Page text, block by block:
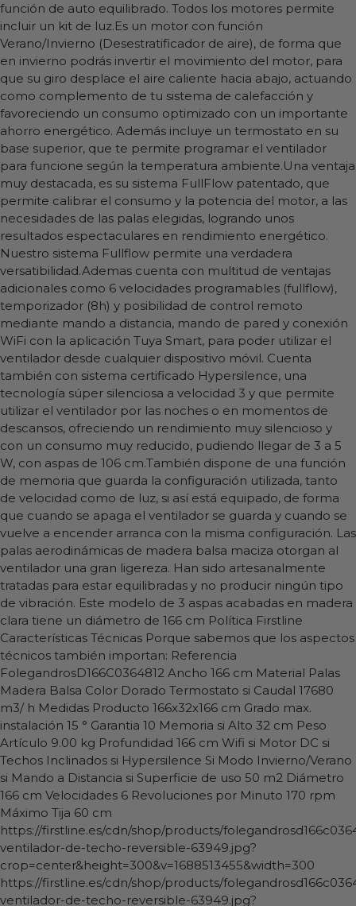
función de auto equilibrado. Todos los motores permite
incluir un kit de luz.Es un motor con función
Verano/Invierno (Desestratificador de aire), de forma que
en invierno podrás invertir el movimiento del motor, para
que su giro desplace el aire caliente hacia abajo, actuando
como complemento de tu sistema de calefacción y
favoreciendo un consumo optimizado con un importante
ahorro energético. Además incluye un termostato en su
base superior, que te permite programar el ventilador
para funcione según la temperatura ambiente.Una ventaja
muy destacada, es su sistema FullFlow patentado, que
permite calibrar el consumo y la potencia del motor, a las
necesidades de las palas elegidas, logrando unos
resultados espectaculares en rendimiento energético.
Nuestro sistema Fullflow permite una verdadera
versatibilidad.Ademas cuenta con multitud de ventajas
adicionales como 6 velocidades programables (fullflow),
temporizador (8h) y posibilidad de control remoto
mediante mando a distancia, mando de pared y conexión
WiFi con la aplicación Tuya Smart, para poder utilizar el
ventilador desde cualquier dispositivo móvil. Cuenta
también con sistema certificado Hypersilence, una
tecnología súper silenciosa a velocidad 3 y que permite
utilizar el ventilador por las noches o en momentos de
descansos, ofreciendo un rendimiento muy silencioso y
con un consumo muy reducido, pudiendo llegar de 3 a 5
W, con aspas de 106 cm.También dispone de una función
de memoria que guarda la configuración utilizada, tanto
de velocidad como de luz, si así está equipado, de forma
que cuando se apaga el ventilador se guarda y cuando se
vuelve a encender arranca con la misma configuración. Las
palas aerodinámicas de madera balsa maciza otorgan al
ventilador una gran ligereza. Han sido artesanalmente
tratadas para estar equilibradas y no producir ningún tipo
de vibración. Este modelo de 3 aspas acabadas en madera
clara tiene un diámetro de 166 cm Política Firstline
Características Técnicas Porque sabemos que los aspectos
técnicos también importan: Referencia
FolegandrosD166C0364812 Ancho 166 cm Material Palas
Madera Balsa Color Dorado Termostato si Caudal 17680
m3/ h Medidas Producto 166x32x166 cm Grado max.
instalación 15 ° Garantia 10 Memoria si Alto 32 cm Peso
Artículo 9.00 kg Profundidad 166 cm Wifi si Motor DC si
Techos Inclinados si Hypersilence Si Modo Invierno/Verano
si Mando a Distancia si Superficie de uso 50 m2 Diámetro
166 cm Velocidades 6 Revoluciones por Minuto 170 rpm
Máximo Tija 60 cm
https://firstline.es/cdn/shop/products/
ventilador-de-techo-reversible-63949.jpg?
crop=center&height=300&v=1688513455&width=300
https://firstline.es/cdn/shop/products/
ventilador-de-techo-reversible-63949.jpg?